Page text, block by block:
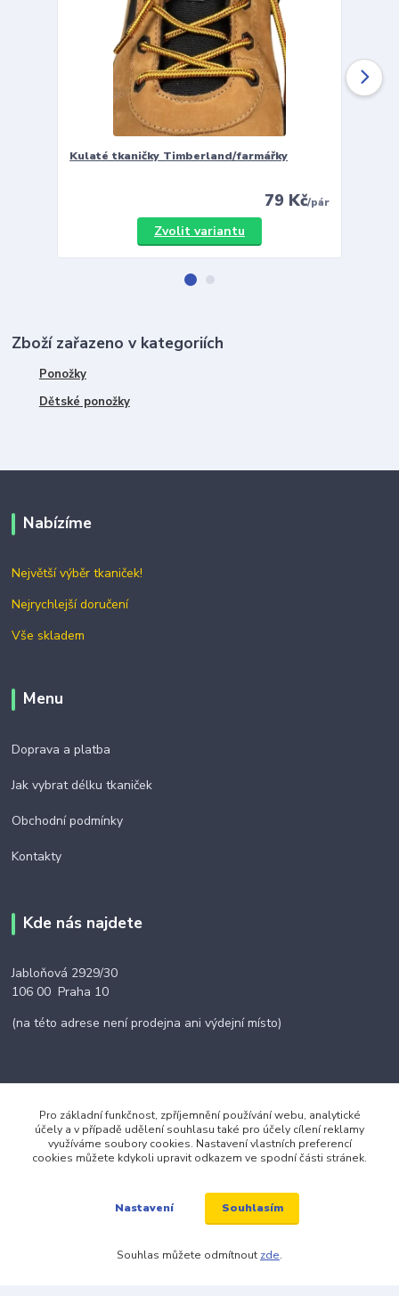
Kulaté tkaničky Timberland/farmářky
79 Kč/pár
Zvolit variantu
Zboží zařazeno v kategoriích
Ponožky
Dětské ponožky
Nabízíme
Největší výběr tkaniček!
Nejrychlejší doručení
Vše skladem
Menu
Doprava a platba
Jak vybrat délku tkaniček
Obchodní podmínky
Kontakty
Kde nás najdete
Jabloňová 2929/30
106 00 Praha 10
(na této adrese není prodejna ani výdejní místo)
Kontakty
objednavky@zavazuj.cz
Pro základní funkčnost, zpříjemnění používání webu, analytické
účely a v případě udělení souhlasu také pro účely cílení reklamy
využíváme soubory cookies. Nastavení vlastních preferencí
cookies můžete kdykoli upravit odkazem ve spodní části stránek.
Nastavení Souhlasím
Souhlas můžete odmítnout zde.